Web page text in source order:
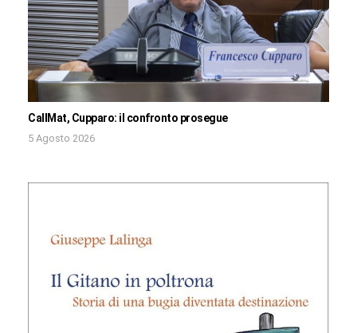
CallMat, Cupparo: il confronto prosegue
5 Agosto 2026